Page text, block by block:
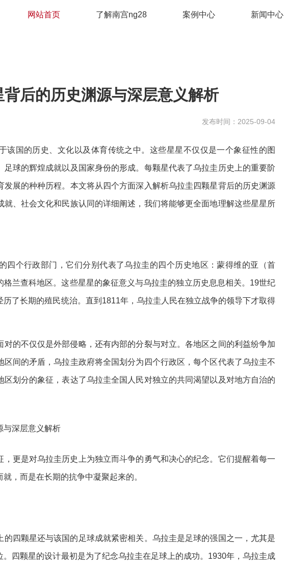
网站首页 了解南宫ng28 案例中心 新闻中心
后的历史渊源与深层意义解析
发布时间：2025-09-04
该国的历史、文化以及体育传统之中。这些星星不仅仅是一个象征性的图
球的辉煌成就以及国家身份的形成。每颗星代表了乌拉圭历史上的重要阶
展的种种历程。本文将从四个方面深入解析乌拉圭四颗星背后的历史渊源
、社会文化和民族认同的详细阐述，我们将能够更全面地理解这些星星所
四个行政部门，它们分别代表了乌拉圭的四个历史地区：蒙得维的亚（首
兰查科地区。这些星星的象征意义与乌拉圭的独立历史息息相关。19世纪
了长期的殖民统治。直到1811年，乌拉圭人民在独立战争的领导下才取得
的不仅仅是外部侵略，还有内部的分裂与对立。各地区之间的利益纷争加
间的矛盾，乌拉圭政府将全国划分为四个行政区，每个区代表了乌拉圭不
区划分的象征，表达了乌拉圭全国人民对独立的共同渴望以及对地方自治的
，更是对乌拉圭历史上为独立而斗争的勇气和决心的纪念。它们提醒着每一
，而是在长期的抗争中凝聚起来的。
的四颗星还与该国的足球成就紧密相关。乌拉圭是足球的强国之一，尤其是
四颗星的设计最初是为了纪念乌拉圭在足球上的成功。1930年，乌拉圭成